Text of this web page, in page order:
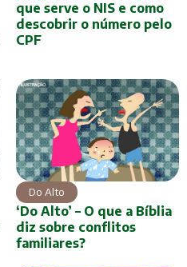
que serve o NIS e como
descobrir o número pelo
CPF
Do Alto
‘Do Alto’ – O que a Bíblia
diz sobre conflitos
familiares?